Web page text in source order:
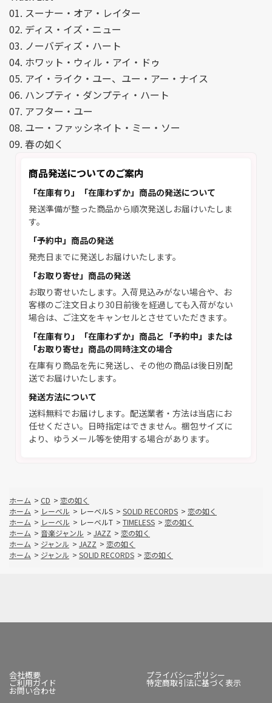
01. スーナー・オア・レイター
02. ディス・イズ・ニュー
03. ノーバディズ・ハート
04. ホワット・ウィル・アイ・ドゥ
05. アイ・ライク・ユー、ユー・アー・ナイス
06. ハンプティ・ダンプティ・ハート
07. アフター・ユー
08. ユー・ファッシネイト・ミー・ソー
09. 春の如く
商品発送についてのご案内
「在庫有り」「在庫わずか」商品の発送について
発送準備が整った商品から順次発送しお届けいたしま
す。
「予約中」商品の発送
発売日までに発送しお届けいたします。
「お取り寄せ」商品の発送
お取り寄せいたします。入荷見込みがない場合や、お
客様のご注文日より30日前後を経過しても入荷がない
場合は、ご注文をキャンセルとさせていただきます。
「在庫有り」「在庫わずか」商品と「予約中」または
「お取り寄せ」商品の同時注文の場合
在庫有り商品を先に発送し、その他の商品は後日別配
送でお届けいたします。
発送方法について
送料無料でお届けします。配送業者・方法は当店にお
任せください。日時指定はできません。梱包サイズに
より、ゆうメール等を使用する場合があります。
ホーム > CD > 恋の如く
ホーム > レーベル > レーベルS > SOLID RECORDS > 恋の如く
ホーム > レーベル > レーベルT > TIMELESS > 恋の如く
ホーム > 音楽ジャンル > JAZZ > 恋の如く
ホーム > ジャンル > JAZZ > 恋の如く
ホーム > ジャンル > SOLID RECORDS > 恋の如く
会社概要 プライバシーポリシー
ご利用ガイド 特定商取引法に基づく表示
お問い合わせ